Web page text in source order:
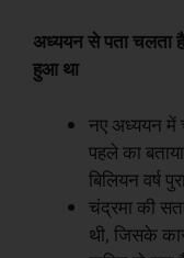
अध्ययन से पता चलता है
हुआ था
नए अध्ययन में
पहले का
बिलियन वर्ष
चंद्रमा की
थी, जिसके